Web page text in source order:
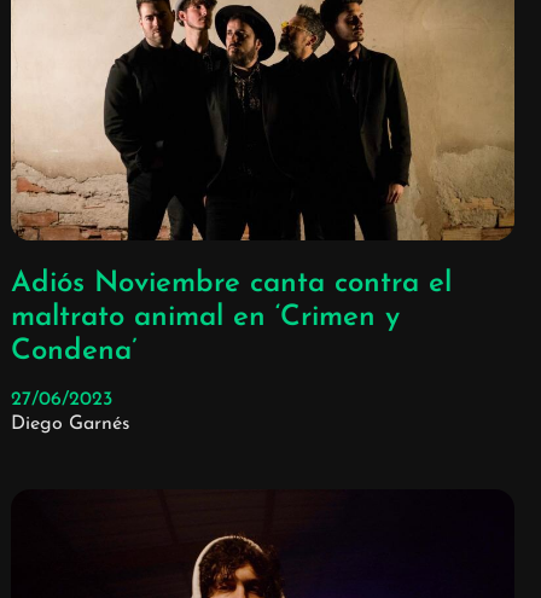
Adiós Noviembre canta contra el
maltrato animal en ‘Crimen y
Condena’
27/06/2023
Diego Garnés